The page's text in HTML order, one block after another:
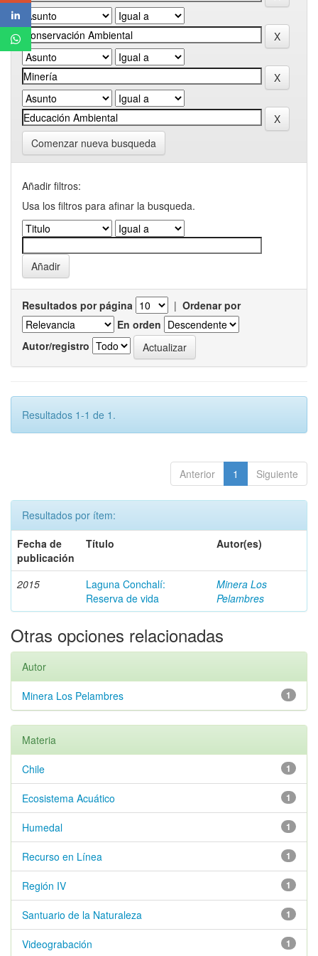
Comenzar nueva busqueda
Añadir filtros:
Usa los filtros para afinar la busqueda.
Resultados por página | Ordenar por
En orden
Autor/registro
Resultados 1-1 de 1.
Anterior 1 Siguiente
Resultados por ítem:
Fecha de
publicación
Título Autor(es)
2015
Laguna Conchalí:
Reserva de vida
Minera Los
Pelambres
Otras opciones relacionadas
Autor
1
Minera Los Pelambres
Materia
1
Chile
1
Ecosistema Acuático
1
Humedal
1
Recurso en Línea
1
Región IV
1
Santuario de la Naturaleza
1
Videograbación